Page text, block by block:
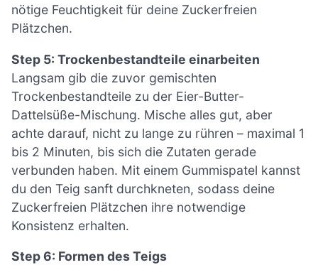
nötige Feuchtigkeit für deine Zuckerfreien
Plätzchen.
Step 5: Trockenbestandteile einarbeiten
Langsam gib die zuvor gemischten
Trockenbestandteile zu der Eier-Butter-
Dattelsüße-Mischung. Mische alles gut, aber
achte darauf, nicht zu lange zu rühren – maximal 1
bis 2 Minuten, bis sich die Zutaten gerade
verbunden haben. Mit einem Gummispatel kannst
du den Teig sanft durchkneten, sodass deine
Zuckerfreien Plätzchen ihre notwendige
Konsistenz erhalten.
Step 6: Formen des Teigs